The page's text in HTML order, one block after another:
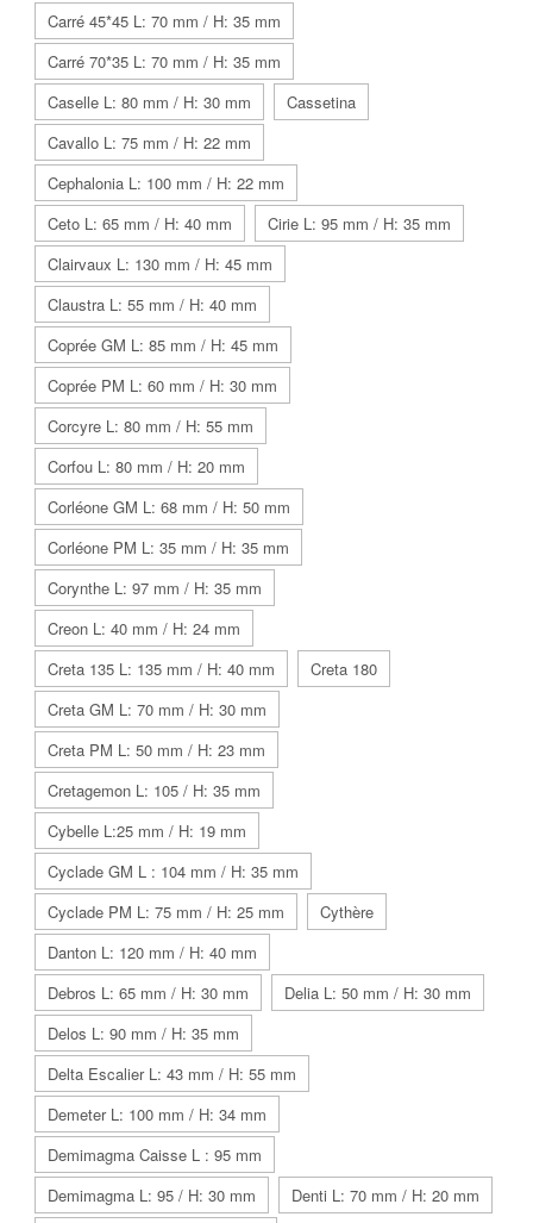
Carré 45*45 L: 70 mm / H: 35 mm
Carré 70*35 L: 70 mm / H: 35 mm
Caselle L: 80 mm / H: 30 mm
Cassetina
Cavallo L: 75 mm / H: 22 mm
Cephalonia L: 100 mm / H: 22 mm
Ceto L: 65 mm / H: 40 mm
Cirie L: 95 mm / H: 35 mm
Clairvaux L: 130 mm / H: 45 mm
Claustra L: 55 mm / H: 40 mm
Coprée GM L: 85 mm / H: 45 mm
Coprée PM L: 60 mm / H: 30 mm
Corcyre L: 80 mm / H: 55 mm
Corfou L: 80 mm / H: 20 mm
Corléone GM L: 68 mm / H: 50 mm
Corléone PM L: 35 mm / H: 35 mm
Corynthe L: 97 mm / H: 35 mm
Creon L: 40 mm / H: 24 mm
Creta 135 L: 135 mm / H: 40 mm
Creta 180
Creta GM L: 70 mm / H: 30 mm
Creta PM L: 50 mm / H: 23 mm
Cretagemon L: 105 / H: 35 mm
Cybelle L:25 mm / H: 19 mm
Cyclade GM L : 104 mm / H: 35 mm
Cyclade PM L: 75 mm / H: 25 mm
Cythère
Danton L: 120 mm / H: 40 mm
Debros L: 65 mm / H: 30 mm
Delia L: 50 mm / H: 30 mm
Delos L: 90 mm / H: 35 mm
Delta Escalier L: 43 mm / H: 55 mm
Demeter L: 100 mm / H: 34 mm
Demimagma Caisse L : 95 mm
Demimagma L: 95 / H: 30 mm
Denti L: 70 mm / H: 20 mm